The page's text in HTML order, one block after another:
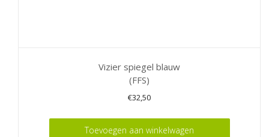
Vizier spiegel blauw
(FFS)
€32,50
Toevoegen aan winkelwagen